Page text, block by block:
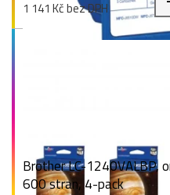
1 141 Kč bez DPH
Brother LC-1240VALBP,
600 stran, 4-pack